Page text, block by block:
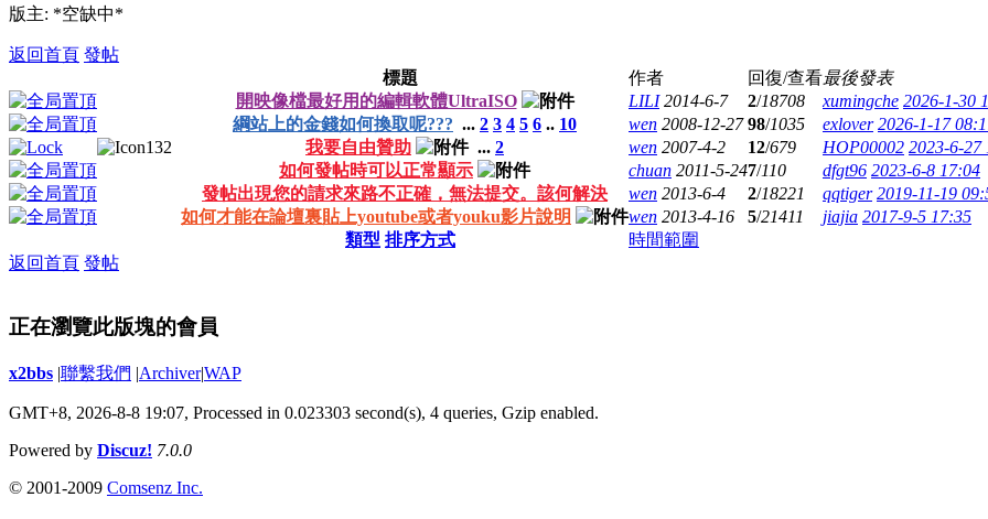
版主: *空缺中*
返回首頁 發帖
標題
作者 回復/查看最後發表
開映像檔最好用的編輯軟體UltraISO
LILI 2014-6-7 2/18708 xumingche 2026-1-30
綱站上的金錢如何換取呢??? ... 2 3 4 5 6 .. 10 wen 2008-12-27 98/1035 exlover 2026-1-17
我要自由贊助
... 2 wen 2007-4-2 12/679 HOP00002 2023-6-27
如何發帖時可以正常顯示
chuan 2011-5-247/110 dfgt96 2023-6-8 17:04
發帖出現您的請求來路不正確，無法提交。該何解決
wen 2013-6-4 2/18221 qqtiger 2019-11-19
如何才能在論壇裏貼上youtube或者youku影片說明
wen 2013-4-16 5/21411 jiajia 2017-9-5 17:35
類型 排序方式
時間範圍
返回首頁 發帖
正在瀏覽此版塊的會員
x2bbs |聯繫我們 |Archiver|WAP
GMT+8, 2026-8-8 19:07, Processed in 0.023303 second(s), 4 queries, Gzip enabled.
Powered by Discuz! 7.0.0
© 2001-2009 Comsenz Inc.